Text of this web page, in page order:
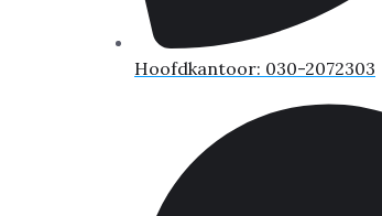
Hoofdkantoor: 030-2072303